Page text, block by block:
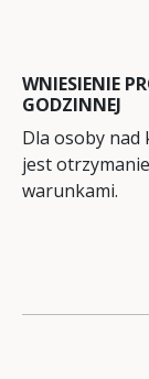
WNIESIENIE
GODZINNEJ
Dla osoby nad
jest
warunkami.